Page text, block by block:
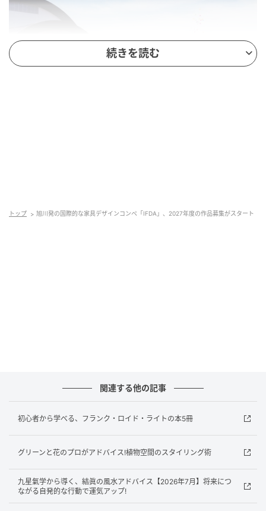
森林資源が豊富な地であることから、古くから木工産
い、立ち上げたものだ。1990年の「旭川市開基100年
記念事業」の一環として、第1回IFDAがスタートし、
以降３年に1度のトリエンナーレ形式で開催されてい
る。
〈写真〉記念すべき第一回のIFDA開催時の様子。この
時にはナナ・ディッツェルが金賞を受賞した。
続きを読む
トップ 旭川発の国際的な家具デザインコンペ「IFDA」、2027年度の作品募集がスタート
関連する他の記事
初心者から学べる、フランク・ロイド・ライトの本5冊
グリーンと花のプロがアドバイス!植物空間のスタイリング術
九星氣学から導く、結眞の風水アドバイス【2026年7月】将来につ
ながる自発的な行動で運気アップ!